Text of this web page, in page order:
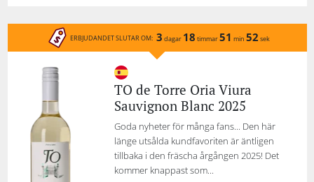
ERBJUDANDET SLUTAR OM: 3 dagar 18 timmar51 min 52 sek
TO de Torre Oria Viura
Sauvignon Blanc 2025
Goda nyheter för många fans... Den här
länge utsålda kundfavoriten är äntligen
tillbaka i den fräscha årgången 2025! Det
kommer knappast som...